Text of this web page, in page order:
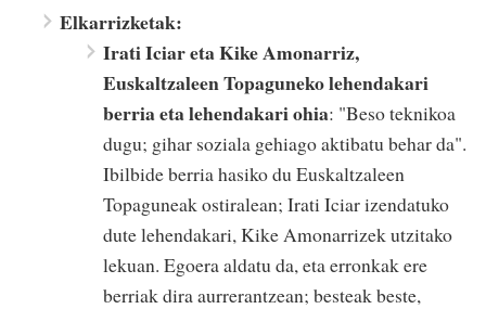
Elkarrizketak:
Irati Iciar eta Kike Amonarriz,
Euskaltzaleen Topaguneko lehendakari
berria eta lehendakari ohia: "Beso teknikoa
dugu; gihar soziala gehiago aktibatu behar da".
Ibilbide berria hasiko du Euskaltzaleen
Topaguneak ostiralean; Irati Iciar izendatuko
dute lehendakari, Kike Amonarrizek utzitako
lekuan. Egoera aldatu da, eta erronkak ere
berriak dira aurrerantzean; besteak beste,